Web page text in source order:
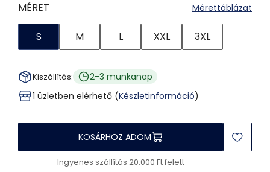
MÉRET Mérettáblázat
S M L XXL 3XL
Kiszállítás:
2-3 munkanap
1 üzletben elérhető (Készletinformáció)
KOSÁRHOZ ADOM
Ingyenes szállítás 20.000 Ft felett